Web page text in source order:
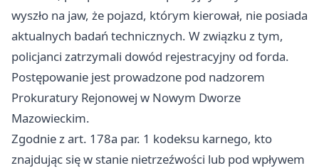
wyszło na jaw, że pojazd, którym kierował, nie posiada
aktualnych badań technicznych. W związku z tym,
policjanci zatrzymali dowód rejestracyjny od forda.
Postępowanie jest prowadzone pod nadzorem
Prokuratury Rejonowej w Nowym Dworze
Mazowieckim.
Zgodnie z art. 178a par. 1 kodeksu karnego, kto
znajdując się w stanie nietrzeźwości lub pod wpływem